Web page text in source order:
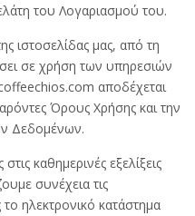
του Λογαριασμού του.
ιστοσελίδας μας, από τη
σε χρήση των υπηρεσιών
αποδέχεται
Όρους Χρήσης και την
Δεδομένων.
καθημερινές εξελίξεις
συνέχεια τις
ηλεκτρονικό κατάστημα